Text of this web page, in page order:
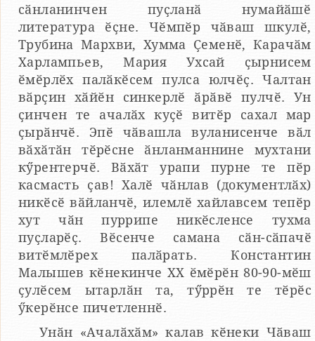
сӑнланинчен пуҫланӑ нумайӑшӗ
литература ӗҫне. Чӗмпӗр чӑваш шкулӗ,
Трубина Мархви, Хумма Ҫеменӗ, Карачӑм
Харлампьев, Мария Ухсай ҫырнисем
ӗмӗрлӗх палӑкӗсем пулса юлчӗҫ. Чалтан
вӑрҫин хӑйӗн синкерлӗ ӑрӑвӗ пулчӗ. Ун
ҫинчен те ачалӑх куҫӗ витӗр сахал мар
ҫырӑнчӗ. Эпӗ чӑвашла вуланисенче вӑл
вӑхӑтӑн тӗрӗсне ӑнланманнине мухтани
кӳрентерчӗ. Вӑхӑт урапи пурне те пӗр
касмасть ҫав! Халӗ чӑнлав (документлӑх)
никӗсӗ вӑйланчӗ, илемлӗ хайлавсем тепӗр
хут чӑн пуррипе никӗсленсе тухма
пуҫларӗҫ. Вӗсенче самана сӑн-сӑпачӗ
витӗмлӗрех палӑрать. Константин
Малышев кӗнекинче ХХ ӗмӗрӗн 80-90-мӗш
ҫулӗсем ытарлӑн та, тӳррӗн те тӗрӗс
ӳкерӗнсе пичетленнӗ.
Унӑн «Ачалӑхӑм» калав кӗнеки Чӑваш